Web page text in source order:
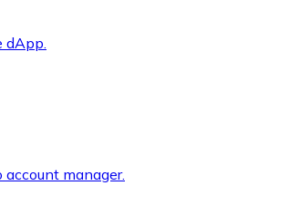
dApp.
manager.